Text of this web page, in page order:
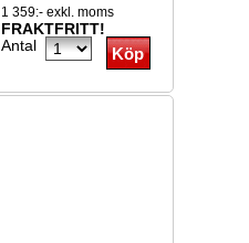
1 359:- exkl. moms
FRAKTFRITT!
Antal